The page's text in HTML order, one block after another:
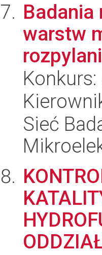
warstw
Konkurs:
Sieć